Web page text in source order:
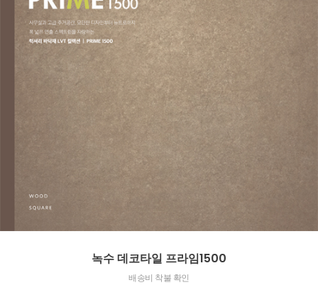
녹수 데코타일 프라임1500
배송비 착불 확인